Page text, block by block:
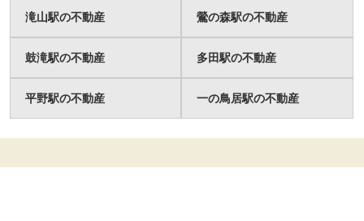
滝山駅の不動産 鶯の森駅の不動産
鼓滝駅の不動産 多田駅の不動産
平野駅の不動産 一の鳥居駅の不動産